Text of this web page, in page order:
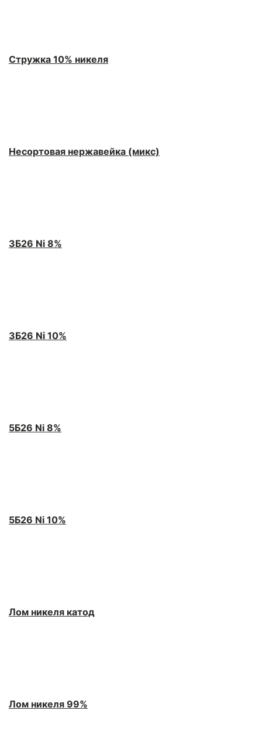
Стружка 10% никеля
Несортовая нержавейка (микс)
3Б26 Ni 8%
3Б26 Ni 10%
5Б26 Ni 8%
5Б26 Ni 10%
Лом никеля катод
Лом никеля 99%